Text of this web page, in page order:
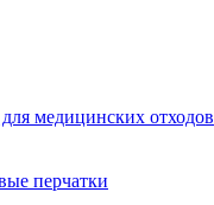
медицинских отходов
перчатки